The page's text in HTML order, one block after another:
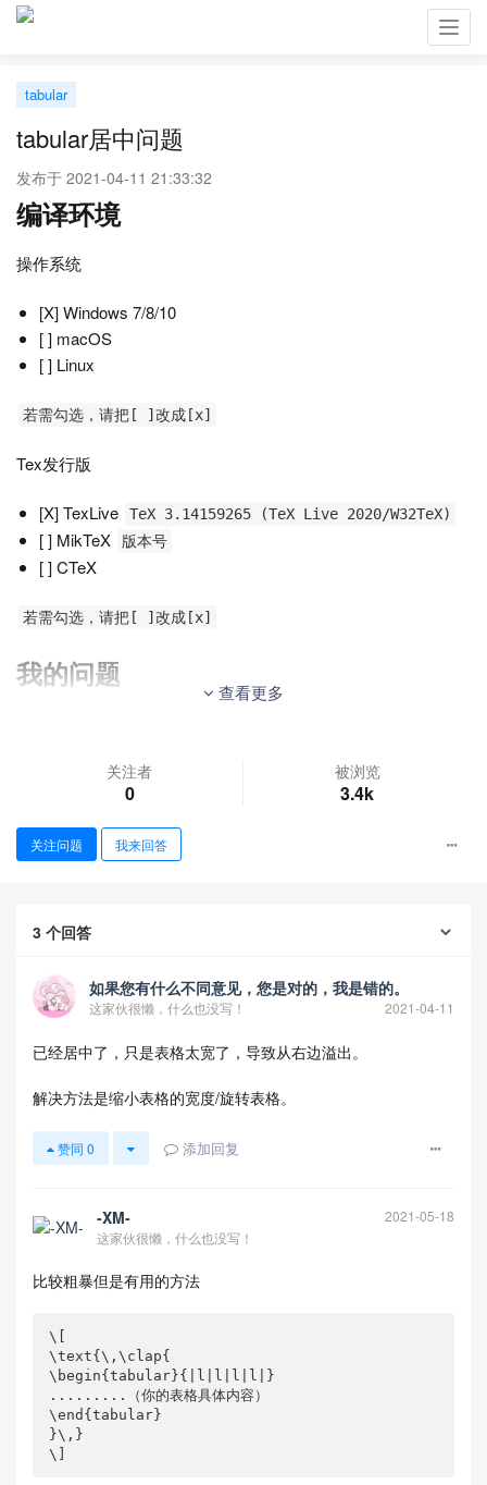
tabular
tabular居中问题
发布于 2021-04-11 21:33:32
编译环境
操作系统
[X] Windows 7/8/10
[ ] macOS
[ ] Linux
若需勾选，请把[ ]改成[x]
Tex发行版
[X] TexLive TeX 3.14159265 (TeX Live 2020/W32TeX)
[ ] MikTeX 版本号
[ ] CTeX
若需勾选，请把[ ]改成[x]
我的问题
谢谢！
\usepackage{graphicx}
\title{三角函数基本公式}
\author{Benjia}
\begin{document}
\section{诱导公式}
%\renewcommand\arraystretch{1.5}
\begin{tabular}{|l|l|l|l|}
\alpha$ & $\tan(-\alpha)=-\tan\alpha$ & $\cot(-\a
\hline
$\sin\left(\frac{\pi}{2}-\alpha\right)=\cos\alpha
$ & $\cos\left(\frac{\pi}{2}-\alpha\right)=\sin
\alpha$ & $\tan \left(\frac{\pi}{2}-\alpha\right)
=\cot\alpha$ & $\cot\left(\frac{\pi}{2}-\alpha\ri
ght)=\tan\alpha$\\
\hline
查看更多
关注者
0
被浏览
3.4k
关注问题 我来回答
3 个回答
如果您有什么不同意见，您是对的，我是错的。
2021-04-11
这家伙很懒，什么也没写！
已经居中了，只是表格太宽了，导致从右边溢出。
解决方法是缩小表格的宽度/旋转表格。
赞同 0 添加回复
-XM-
2021-05-18
这家伙很懒，什么也没写！
比较粗暴但是有用的方法
\[
\text{\,\clap{
\begin{tabular}{|l|l|l|l|}
.........（你的表格具体内容）
\end{tabular}
}\,}
\]